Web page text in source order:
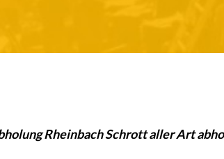
Rheinbach Schrott aller Art